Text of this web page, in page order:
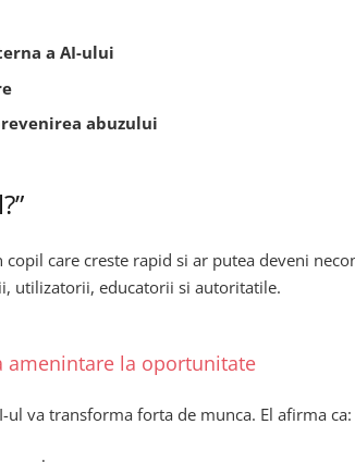
a AI-ului
abuzului
care creste rapid si ar putea deveni
utilizatorii, educatorii si autoritatile.
amenintare la oportunitate
va transforma forta de munca. El afirma ca: